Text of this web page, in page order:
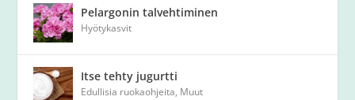
Pelargonin talvehtiminen
Hyötykasvit
Itse tehty jugurtti
Edullisia ruokaohjeita, Muut